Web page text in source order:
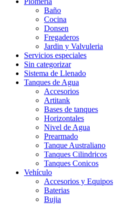
Baño
Cocina
Donsen
Fregaderos
Jardin y Valvuleria
Servicios especiales
Sin categorizar
Sistema de Llenado
Tanques de Agua
Accesorios
Artitank
Bases de tanques
Horizontales
Nivel de Agua
Prearmado
Tanque Australiano
Tanques Cilindricos
Tanques Conicos
Vehículo
Accesorios y Equipos
Baterias
Bujia